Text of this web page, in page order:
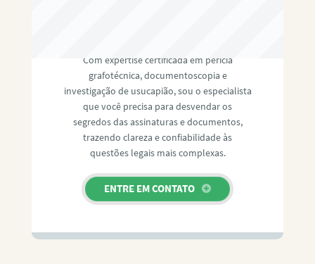
Com expertise certificada em perícia
grafotécnica, documentoscopia e
investigação de usucapião, sou o especialista
que você precisa para desvendar os
segredos das assinaturas e documentos,
trazendo clareza e confiabilidade às
questões legais mais complexas.
ENTRE EM CONTATO